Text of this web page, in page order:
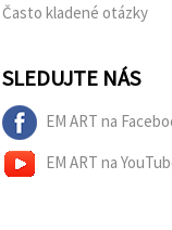
Často kladené otázky
SLEDUJTE NÁS
EM ART na
EM ART na